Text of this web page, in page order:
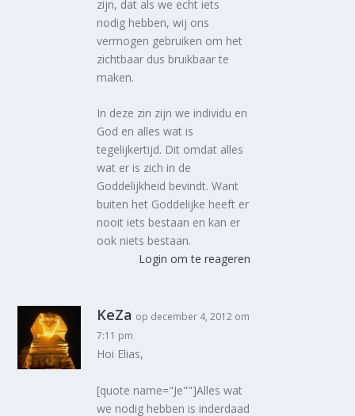
zijn, dat als we echt iets
nodig hebben, wij ons
vermogen gebruiken om het
zichtbaar dus bruikbaar te
maken.
In deze zin zijn we individu en
God en alles wat is
tegelijkertijd. Dit omdat alles
wat er is zich in de
Goddelijkheid bevindt. Want
buiten het Goddelijke heeft er
nooit iets bestaan en kan er
ook niets bestaan.
Login om te reageren
KeZa op december 4, 2012 om
7:11 pm
Hoi Elias,
[quote name="Je""]Alles wat
we nodig hebben is inderdaad